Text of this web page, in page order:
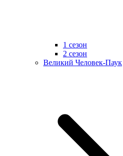
1 сезон
2 сезон
Великий Человек-Паук